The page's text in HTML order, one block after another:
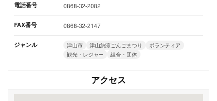
電話番号 0868-32-2082
FAX番号 0868-32-2147
ジャンル 津山市 津山納涼ごんごまつり
ボランティア
観光・レジャー
組合・団体
アクセス